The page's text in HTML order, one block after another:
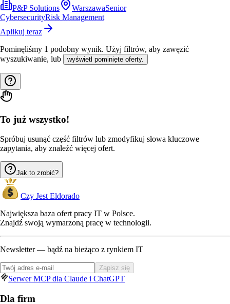
P&P Solutions
WarszawaSenior
CybersecurityRisk Management
Aplikuj teraz
Pominęliśmy 1 podobny wynik. Użyj filtrów, aby zawęzić
wyszukiwanie, lub
wyświetl pominięte oferty.
To już wszystko!
Spróbuj usunąć część filtrów lub zmodyfikuj słowa kluczowe
zapytania, aby znaleźć więcej ofert.
Jak to zrobić?
Czy Jest Eldorado
Największa baza ofert pracy IT w Polsce.
Znajdź swoją wymarzoną pracę w technologii.
Newsletter — bądź na bieżąco z rynkiem IT
Zapisz się
Serwer MCP dla Claude i ChatGPT
Dla firm